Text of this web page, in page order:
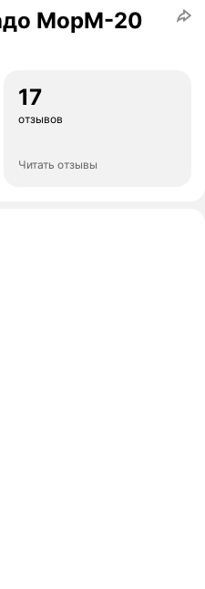
МорМ-20
17
отзывов
Читать отзывы